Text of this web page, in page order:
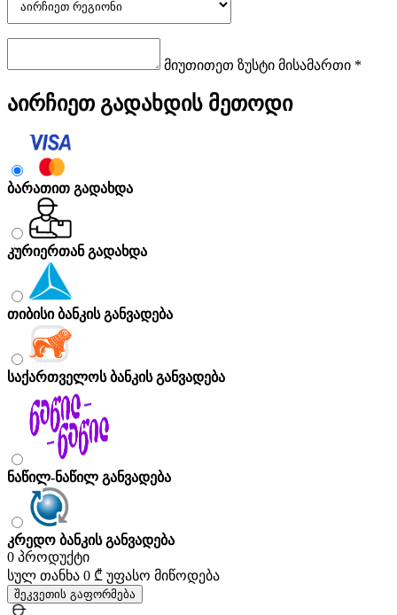
მიუთითეთ ზუსტი მისამართი *
აირჩიეთ გადახდის მეთოდი
ბარათით გადახდა
კურიერთან გადახდა
თიბისი ბანკის განვადება
საქართველოს ბანკის განვადება
ნაწილ-ნაწილ განვადება
კრედო ბანკის განვადება
0 პროდუქტი
სულ თანხა 0 ₾ უფასო მიწოდება
შეკვეთის გაფორმება